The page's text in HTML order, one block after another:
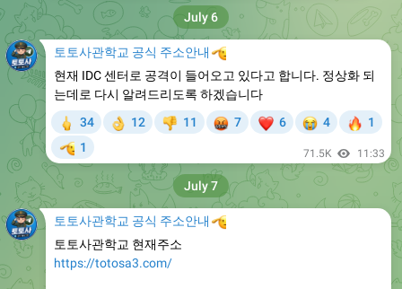
토토사관학교 공식 주소안내
🫡
현재 IDC 센터로 공격이 들어오고 있다고 합니다. 정상화 되
는데로 다시 알려드리도록 하겠습니다
34 12
👎
11
🤬
7
❤
6
😭
4
🔥
1
1 71.5K 11:33
July 6
토토사관학교 공식 주소안내
🫡
토토사관학교 현재주소
https://totosa3.com/
July 7